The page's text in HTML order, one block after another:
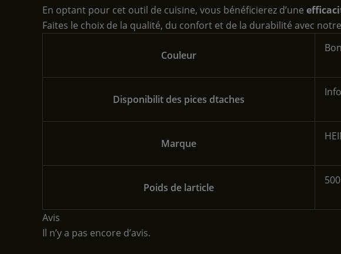
En optant pour cet outil de cuisine, vous bénéficierez d’une
Faites le choix de la qualité, du confort et de la durabilité avec
Couleur
Disponibilit des pices dtaches
Marque
Poids de larticle
Avis
Il n’y a pas encore d’avis.